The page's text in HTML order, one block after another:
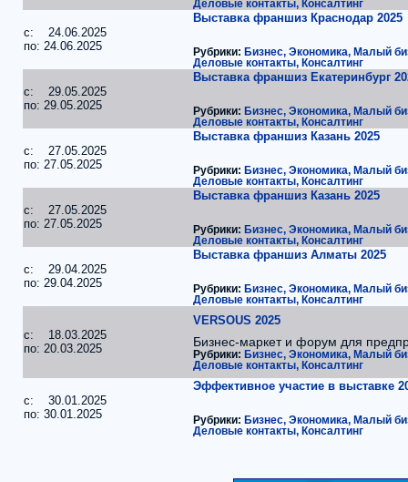
Деловые контакты, Консалтинг
c: 24.06.2025
по: 24.06.2025
Выставка франшиз Краснодар 2025
Рубрики: Бизнес, Экономика, Малый
Деловые контакты, Консалтинг
c: 29.05.2025
по: 29.05.2025
Выставка франшиз Екатеринбург
Рубрики: Бизнес, Экономика, Малый
Деловые контакты, Консалтинг
c: 27.05.2025
по: 27.05.2025
Выставка франшиз Казань 2025
Рубрики: Бизнес, Экономика, Малый
Деловые контакты, Консалтинг
c: 27.05.2025
по: 27.05.2025
Выставка франшиз Казань 2025
Рубрики: Бизнес, Экономика, Малый
Деловые контакты, Консалтинг
c: 29.04.2025
по: 29.04.2025
Выставка франшиз Алматы 2025
Рубрики: Бизнес, Экономика, Малый
Деловые контакты, Консалтинг
c: 18.03.2025
по: 20.03.2025
VERSOUS 2025
Бизнес-маркет и форум для
Рубрики: Бизнес, Экономика, Малый
Деловые контакты, Консалтинг
c: 30.01.2025
по: 30.01.2025
Эффективное участие в выставке
Рубрики: Бизнес, Экономика, Малый
Деловые контакты, Консалтинг